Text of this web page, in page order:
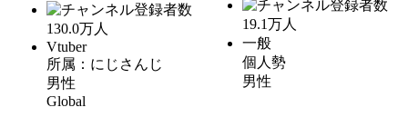
130.0万人
Vtuber
所属：にじさんじ
男性
Global
19.1万人
一般
個人勢
男性